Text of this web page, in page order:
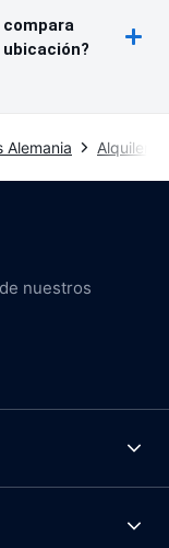
compara
Alemania Alquiler
nuestros